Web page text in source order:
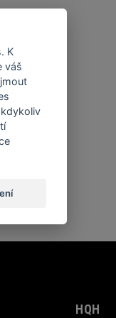
HQH
K
váš
kdykoliv